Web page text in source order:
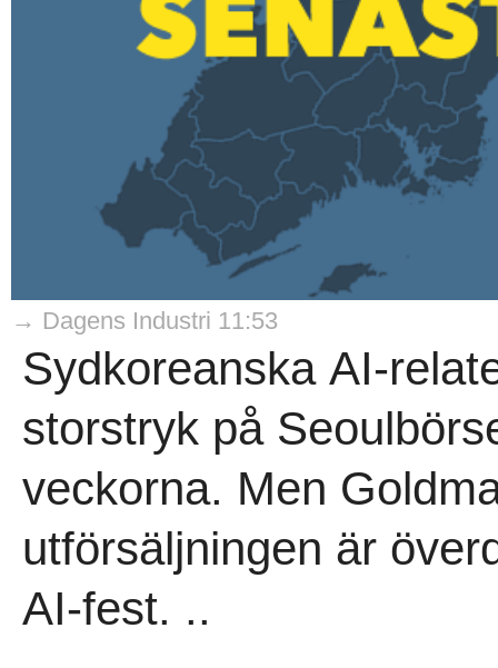
→ Dagens Industri 11:53
Sydkoreanska AI-
storstryk på
veckorna. Men
utförsäljningen är
AI-fest. ..